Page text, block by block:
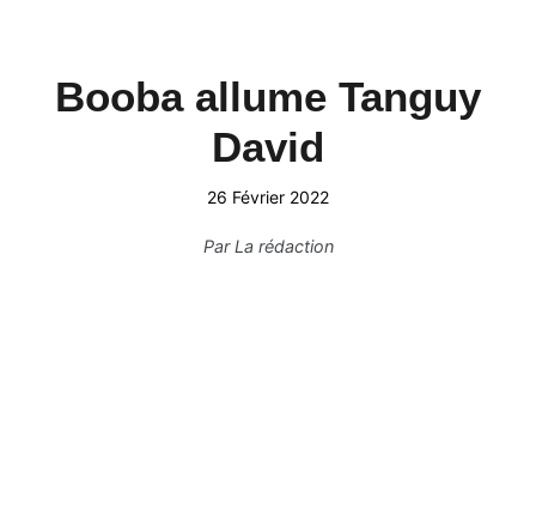
Booba allume Tanguy
David
26 Février 2022
ParLa rédaction